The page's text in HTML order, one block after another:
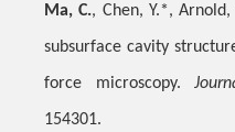
Ma, C., Chen, Y.*,
subsurface cavity
force microscopy.
154301.